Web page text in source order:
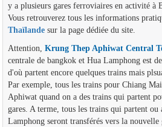
y a plusieurs gares ferroviaires en activité à
Vous retrouverez tous les informations
Thaïlandesur la page dédiée du site.
Attention, Krung Thep Aphiwat Central
centrale de bangkok et Hua Lamphong est
d'où partent encore quelques trains mais
Par exemple, tous les trains pour Chiang
Aphiwat quand on a des trains qui partent
gares. A terme, tous les trains qui partent
Lamphong seront transférés vers la